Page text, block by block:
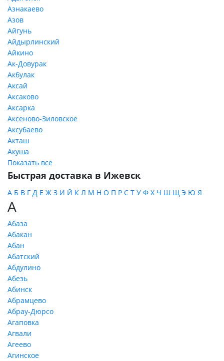
Азнакаево
Азов
Айгунь
Айдырлинский
Айкино
Ак-Довурак
Акбулак
Аксай
Аксаково
Аксарка
Аксеново-Зиловское
Аксубаево
Акташ
Акуша
Показать все
Быстрая доставка в Ижевск
А Б В Г Д Е Ж З И Й К Л М Н О П Р С Т У Ф Х Ч Ш Щ Э Ю Я
А
Абаза
Абакан
Абан
Абатский
Абдулино
Абезь
Абинск
Абрамцево
Абрау-Дюрсо
Агаповка
Агвали
Агеево
Агинское